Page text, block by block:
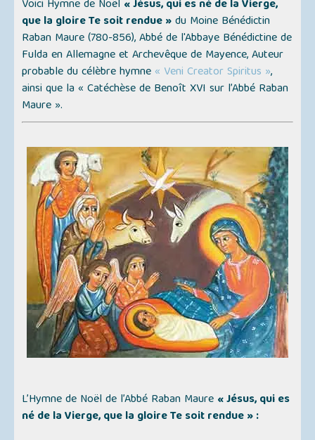
Voici Hymne de Noël « Jésus, qui es né de la Vierge,
que la gloire Te soit rendue »du Moine Bénédictin
Raban Maure (780-856), Abbé de l'Abbaye Bénédictine de
Fulda en Allemagne et Archevêque de Mayence, Auteur
probable du célèbre hymne « Veni Creator Spiritus »,
ainsi que la « Catéchèse de Benoît XVI sur l’Abbé Raban
Maure ».
L’Hymne de Noël de l’Abbé Raban Maure « Jésus, qui es
né de la Vierge, que la gloire Te soit rendue » :